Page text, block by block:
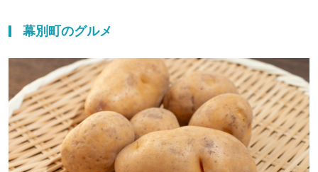
幕別町のグルメ